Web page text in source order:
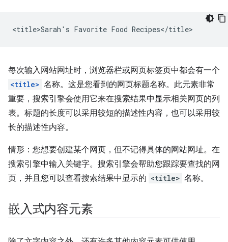
每次输入网站网址时，浏览器栏或网页标签页中都会有一个
<title> 名称。这是您看到的网页标题名称。此元素非常
重要，搜索引擎会使用它来在搜索结果中显示相关网页的列
表。标题的长度可以采用较短的描述性内容，也可以采用较
长的描述性内容。
情形：您想要创建某个网页，但不记得具体的网站网址。在
搜索引擎中输入关键字。搜索引擎会帮助您跟踪要查找的网
页，并且您可以查看搜索结果中显示的 <title> 名称。
嵌入式内容元素